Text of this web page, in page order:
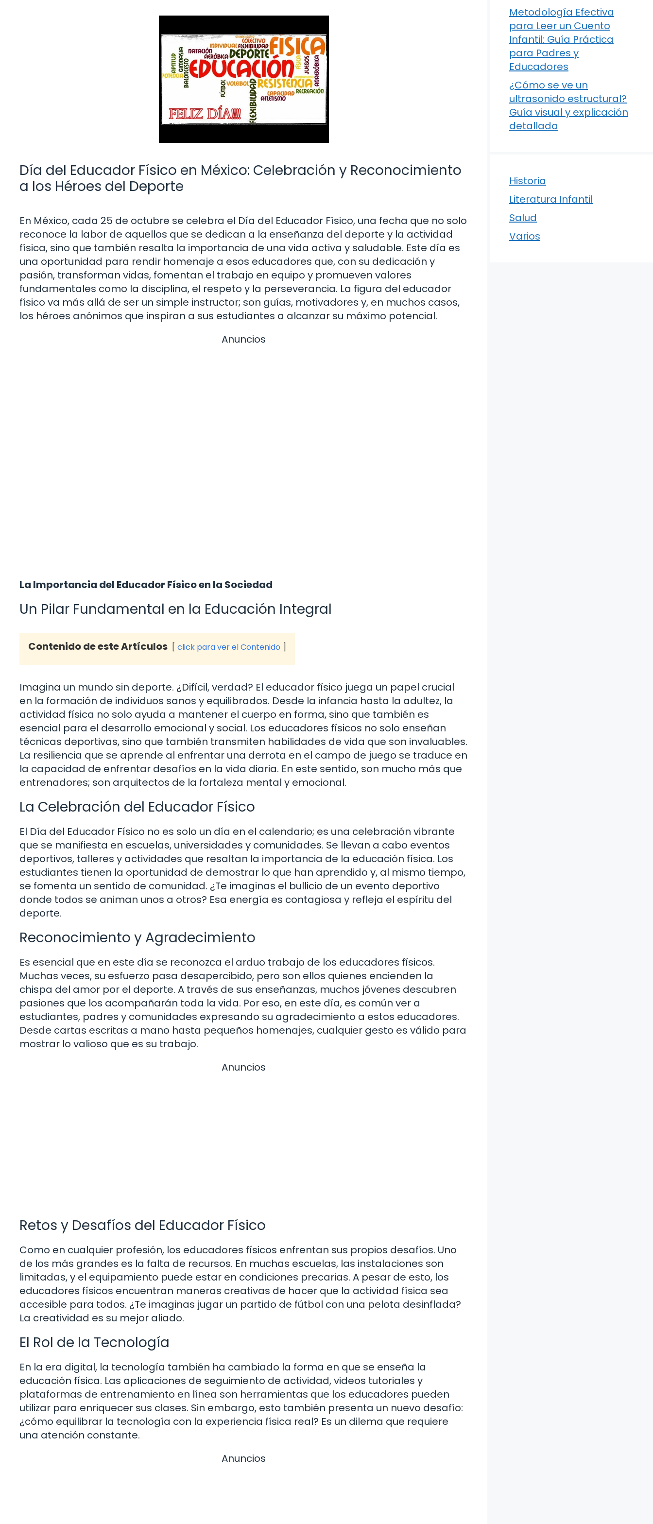
Día del Educador Físico en México: Celebración y Reconocimiento
a los Héroes del Deporte
En México, cada 25 de octubre se celebra el Día del Educador Físico, una fecha que no solo
reconoce la labor de aquellos que se dedican a la enseñanza del deporte y la actividad
física, sino que también resalta la importancia de una vida activa y saludable. Este día es
una oportunidad para rendir homenaje a esos educadores que, con su dedicación y
pasión, transforman vidas, fomentan el trabajo en equipo y promueven valores
fundamentales como la disciplina, el respeto y la perseverancia. La figura del educador
físico va más allá de ser un simple instructor; son guías, motivadores y, en muchos casos,
los héroes anónimos que inspiran a sus estudiantes a alcanzar su máximo potencial.
Anuncios
La Importancia del Educador Físico en la Sociedad
Un Pilar Fundamental en la Educación Integral
Contenido de este Artículos click para ver el Contenido
Imagina un mundo sin deporte. ¿Difícil, verdad? El educador físico juega un papel crucial
en la formación de individuos sanos y equilibrados. Desde la infancia hasta la adultez, la
actividad física no solo ayuda a mantener el cuerpo en forma, sino que también es
esencial para el desarrollo emocional y social. Los educadores físicos no solo enseñan
técnicas deportivas, sino que también transmiten habilidades de vida que son invaluables.
La resiliencia que se aprende al enfrentar una derrota en el campo de juego se traduce en
la capacidad de enfrentar desafíos en la vida diaria. En este sentido, son mucho más que
entrenadores; son arquitectos de la fortaleza mental y emocional.
La Celebración del Educador Físico
El Día del Educador Físico no es solo un día en el calendario; es una celebración vibrante
que se manifiesta en escuelas, universidades y comunidades. Se llevan a cabo eventos
deportivos, talleres y actividades que resaltan la importancia de la educación física. Los
estudiantes tienen la oportunidad de demostrar lo que han aprendido y, al mismo tiempo,
se fomenta un sentido de comunidad. ¿Te imaginas el bullicio de un evento deportivo
donde todos se animan unos a otros? Esa energía es contagiosa y refleja el espíritu del
deporte.
Reconocimiento y Agradecimiento
Es esencial que en este día se reconozca el arduo trabajo de los educadores físicos.
Muchas veces, su esfuerzo pasa desapercibido, pero son ellos quienes encienden la
chispa del amor por el deporte. A través de sus enseñanzas, muchos jóvenes descubren
pasiones que los acompañarán toda la vida. Por eso, en este día, es común ver a
estudiantes, padres y comunidades expresando su agradecimiento a estos educadores.
Desde cartas escritas a mano hasta pequeños homenajes, cualquier gesto es válido para
mostrar lo valioso que es su trabajo.
Anuncios
Retos y Desafíos del Educador Físico
Como en cualquier profesión, los educadores físicos enfrentan sus propios desafíos. Uno
de los más grandes es la falta de recursos. En muchas escuelas, las instalaciones son
limitadas, y el equipamiento puede estar en condiciones precarias. A pesar de esto, los
educadores físicos encuentran maneras creativas de hacer que la actividad física sea
accesible para todos. ¿Te imaginas jugar un partido de fútbol con una pelota desinflada?
La creatividad es su mejor aliado.
El Rol de la Tecnología
En la era digital, la tecnología también ha cambiado la forma en que se enseña la
educación física. Las aplicaciones de seguimiento de actividad, videos tutoriales y
plataformas de entrenamiento en línea son herramientas que los educadores pueden
utilizar para enriquecer sus clases. Sin embargo, esto también presenta un nuevo desafío:
¿cómo equilibrar la tecnología con la experiencia física real? Es un dilema que requiere
una atención constante.
Anuncios
Metodología Efectiva
para Leer un Cuento
Infantil: Guía Práctica
para Padres y
Educadores
¿Cómo se ve un
ultrasonido estructural?
Guía visual y explicación
detallada
Historia
Literatura Infantil
Salud
Varios